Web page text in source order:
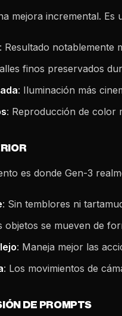
mejora incremental. Es
: Resultado notablemente
finos preservados
: Iluminación más
: Reproducción de color
es donde Gen-3
: Sin temblores ni
objetos se mueven de
: Maneja mejor las
: Los movimientos de
DE PROMPTS